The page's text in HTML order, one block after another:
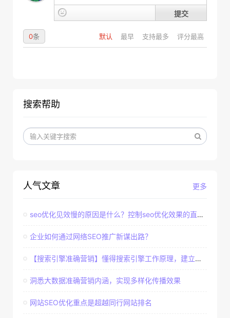
提交
默认 最早 支持最多 评分最高
0条
搜索帮助
更多
人气文章
seo优化见效慢的原因是什么？控制seo优化效果的直接因素
企业如何通过网络SEO推广新谋出路？
【搜索引擎准确营销】懂得搜索引擎工作原理，建立准确客户群体
洞悉大数据准确营销内涵，实现多样化传播效果
网站SEO优化重点是超越同行网站排名